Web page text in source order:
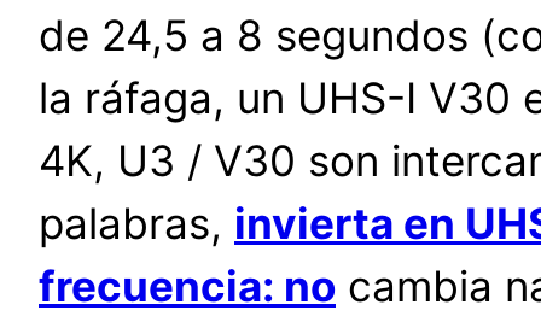
de 24,5 a 8 segundos
la ráfaga, un UHS-I V30
4K, U3 / V30 son
palabras, invierta en
frecuencia: no cambia